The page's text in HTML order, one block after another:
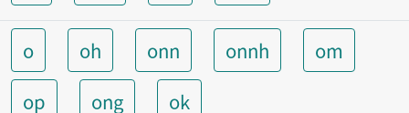
o oh onn onnh
om
op
ong ok